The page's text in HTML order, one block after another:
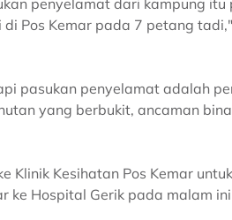
Pos Kemar pada 7 petang
pasukan penyelamat adalah
yang berbukit, ancaman
Klinik Kesihatan Pos Kemar
ke Hospital Gerik pada malam